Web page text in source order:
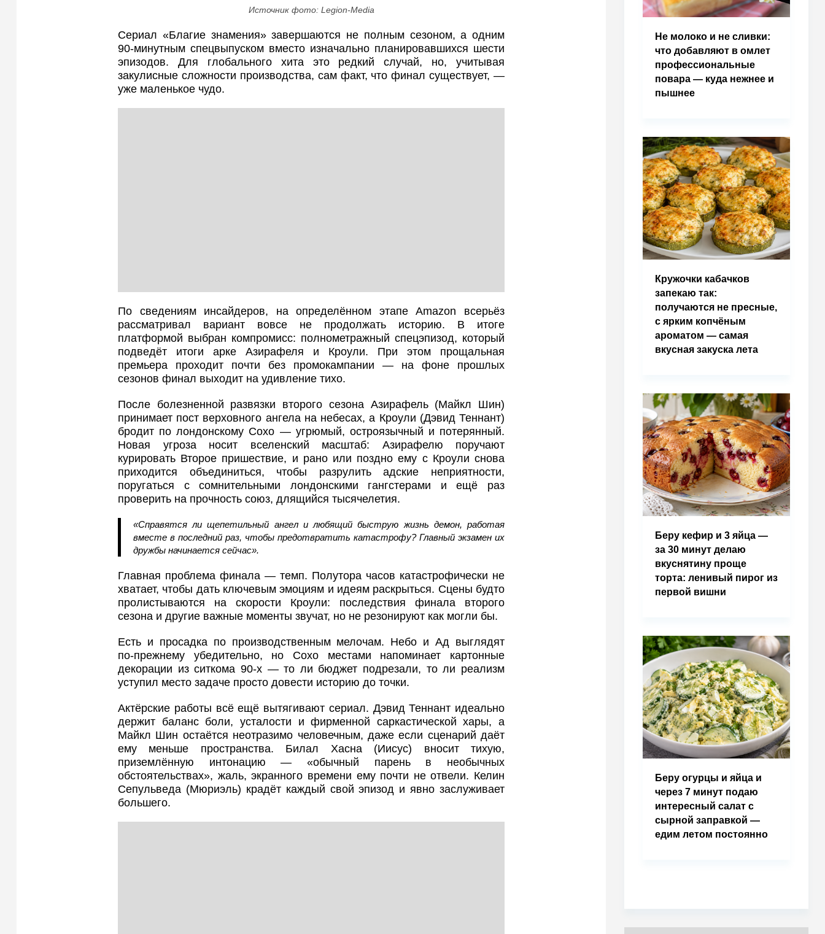
Источник фото: Legion-Media
Сериал «Благие знамения» завершаются не полным сезоном, а одним
90‑минутным спецвыпуском вместо изначально планировавшихся шести
эпизодов. Для глобального хита это редкий случай, но, учитывая
закулисные сложности производства, сам факт, что финал существует, —
уже маленькое чудо.
По сведениям инсайдеров, на определённом этапе Amazon всерьёз
рассматривал вариант вовсе не продолжать историю. В итоге
платформой выбран компромисс: полнометражный спецэпизод, который
подведёт итоги арке Азирафеля и Кроули. При этом прощальная
премьера проходит почти без промокампании — на фоне прошлых
сезонов финал выходит на удивление тихо.
После болезненной развязки второго сезона Азирафель (Майкл Шин)
принимает пост верховного ангела на небесах, а Кроули (Дэвид Теннант)
бродит по лондонскому Сохо — угрюмый, остроязычный и потерянный.
Новая угроза носит вселенский масштаб: Азирафелю поручают
курировать Второе пришествие, и рано или поздно ему с Кроули снова
приходится объединиться, чтобы разрулить адские неприятности,
поругаться с сомнительными лондонскими гангстерами и ещё раз
проверить на прочность союз, длящийся тысячелетия.
«Справятся ли щепетильный ангел и любящий быструю жизнь демон, работая
вместе в последний раз, чтобы предотвратить катастрофу? Главный экзамен их
дружбы начинается сейчас».
Главная проблема финала — темп. Полутора часов катастрофически не
хватает, чтобы дать ключевым эмоциям и идеям раскрыться. Сцены будто
пролистываются на скорости Кроули: последствия финала второго
сезона и другие важные моменты звучат, но не резонируют как могли бы.
Есть и просадка по производственным мелочам. Небо и Ад выглядят
по‑прежнему убедительно, но Сохо местами напоминает картонные
декорации из ситкома 90‑х — то ли бюджет подрезали, то ли реализм
уступил место задаче просто довести историю до точки.
Актёрские работы всё ещё вытягивают сериал. Дэвид Теннант идеально
держит баланс боли, усталости и фирменной саркастической хары, а
Майкл Шин остаётся неотразимо человечным, даже если сценарий даёт
ему меньше пространства. Билал Хасна (Иисус) вносит тихую,
приземлённую интонацию — «обычный парень в необычных
обстоятельствах», жаль, экранного времени ему почти не отвели. Келин
Сепульведа (Мюриэль) крадёт каждый свой эпизод и явно заслуживает
большего.
Не молоко и не сливки:
что добавляют в омлет
профессиональные
повара — куда нежнее и
пышнее
Кружочки кабачков
запекаю так:
получаются не пресные,
с ярким копчёным
ароматом — самая
вкусная закуска лета
Беру кефир и 3 яйца —
за 30 минут делаю
вкуснятину проще
торта: ленивый пирог из
первой вишни
Беру огурцы и яйца и
через 7 минут подаю
интересный салат с
сырной заправкой —
едим летом постоянно